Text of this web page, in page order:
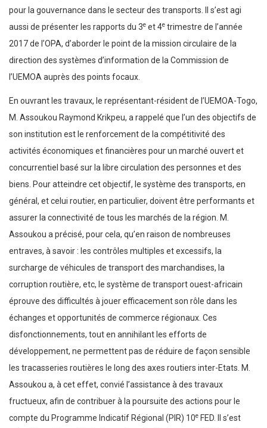
pour la gouvernance dans le secteur des transports. Il s’est agi
aussi de présenter les rapports du 3e et 4e trimestre de l’année
2017 de l’OPA, d’aborder le point de la mission circulaire de la
direction des systèmes d’information de la Commission de
l’UEMOA auprès des points focaux.
En ouvrant les travaux, le représentant-résident de l’UEMOA-Togo,
M. Assoukou Raymond Krikpeu, a rappelé que l’un des objectifs de
son institution est le renforcement de la compétitivité des
activités économiques et financières pour un marché ouvert et
concurrentiel basé sur la libre circulation des personnes et des
biens. Pour atteindre cet objectif, le système des transports, en
général, et celui routier, en particulier, doivent être performants et
assurer la connectivité de tous les marchés de la région. M.
Assoukou a précisé, pour cela, qu’en raison de nombreuses
entraves, à savoir : les contrôles multiples et excessifs, la
surcharge de véhicules de transport des marchandises, la
corruption routière, etc, le système de transport ouest-africain
éprouve des difficultés à jouer efficacement son rôle dans les
échanges et opportunités de commerce régionaux. Ces
disfonctionnements, tout en annihilant les efforts de
développement, ne permettent pas de réduire de façon sensible
les tracasseries routières le long des axes routiers inter-Etats. M.
Assoukou a, à cet effet, convié l’assistance à des travaux
fructueux, afin de contribuer à la poursuite des actions pour le
compte du Programme Indicatif Régional (PIR) 10e FED. Il s’est